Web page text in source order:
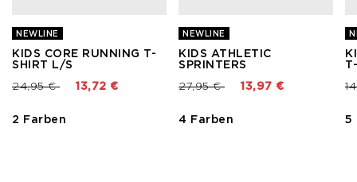
NEWLINE
KIDS CORE RUNNING T-
SHIRT L/S
Preis reduziert von
24,95 €bis 13,72 €
2 Farben
NEWLINE
KIDS ATHLETIC
SPRINTERS
Preis reduziert von
27,95 €bis 13,97 €
4 Farben 5